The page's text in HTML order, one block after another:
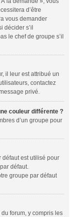
d’être
vous demander
s’il
le chef de groupe s’il
il leur est attribué un
contactez
privé.
couleur différente ?
d’un groupe pour
défaut est utilisé pour
défaut.
groupe par défaut
forum, y compris les